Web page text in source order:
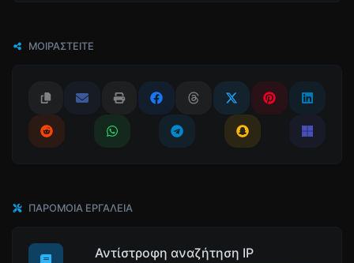
ΜΟΙΡΑΣΤΕΊΤΕ
ΠΑΡΌΜΟΙΑ ΕΡΓΑΛΕΊΑ
Αντίστροφη αναζήτηση IP